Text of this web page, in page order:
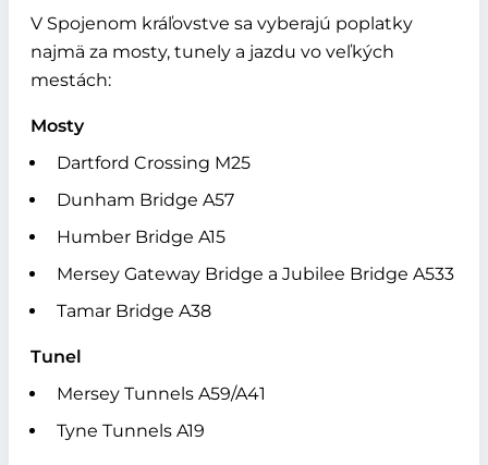
V Spojenom kráľovstve sa vyberajú poplatky
najmä za mosty, tunely a jazdu vo veľkých
mestách:
Mosty
Dartford Crossing M25
Dunham Bridge A57
Humber Bridge A15
Mersey Gateway Bridge a Jubilee Bridge A533
Tamar Bridge A38
Tunel
Mersey Tunnels A59/A41
Tyne Tunnels A19